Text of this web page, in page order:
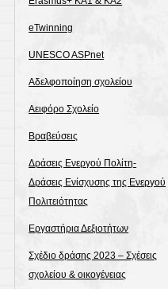
eTwinning
UNESCO ASPnet
Αδελφοποίηση σχολείου
Αειφόρο Σχολείο
Βραβεύσεις
Δράσεις Ενεργού Πολίτη-
Δράσεις Ενίσχυσης της Ενεργού
Πολιτειότητας
Εργαστήρια Δεξιοτήτων
Σχέδιο δράσης 2023 – Σχέσεις
σχολείου & οικογένειας